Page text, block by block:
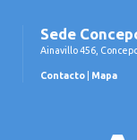
Sede
Ainavillo 456,
Contacto Mapa